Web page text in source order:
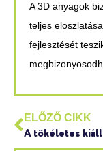
A 3D anyagok
teljes
fejlesztését
ELŐZŐ CIKK